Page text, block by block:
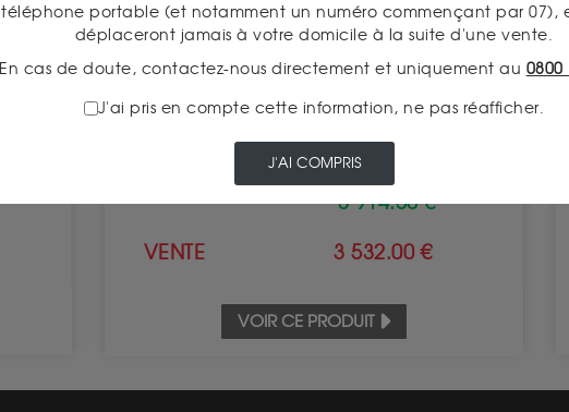
Valeur intrinsèque 3 622.96 €
À partir de
3 914.50 €
VENTE 3 532.00 €
VOIR CE PRODUIT
téléphone portable (et notamment un numéro commençant par 07),
déplaceront jamais à votre domicile à la suite d'une vente.
En cas de doute, contactez-nous directement et uniquement au 0800
J'ai pris en compte cette information, ne pas réafficher.
J'AI COMPRIS